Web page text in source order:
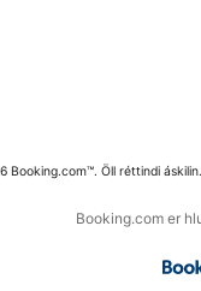
Booking.com™. Öll réttindi áskilin.
Booking.com er